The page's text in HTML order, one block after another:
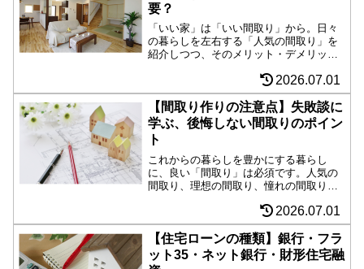
要？
「いい家」は「いい間取り」から。日々
の暮らしを左右する「人気の間取り」を
紹介しつつ、そのメリット・デメリット
は限りません。是非取り入れたい「快
適」「おしゃれ」な間取りから、「それ
必要ですか？」な間取りまで、徹底的に
評価していきます。
2026.07.01
【間取り作りの注意点】失敗談に
学ぶ、後悔しない間取りのポイン
ト
これからの暮らしを豊かにする暮らし
に、良い「間取り」は必須です。人気の
間取り、理想の間取り、憧れの間取りは
しても遅いのです。先人たちの失敗談に
耳を傾け、後悔しない間取りのポイント
をおさらいしましょう。
2026.07.01
【住宅ローンの種類】銀行・フラ
ット35・ネット銀行・財形住宅融